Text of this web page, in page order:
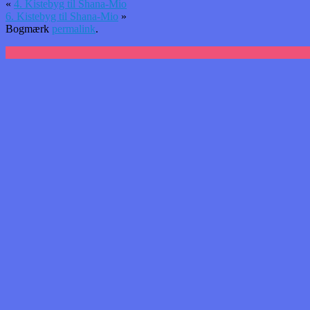
« 4. Kistebyg til Shana-Mio
6. Kistebyg til Shana-Mio »
Bogmærk permalink.